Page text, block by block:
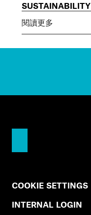
SUSTAINABILITY
閱讀更多
COOKIE SETTINGS
INTERNAL LOGIN